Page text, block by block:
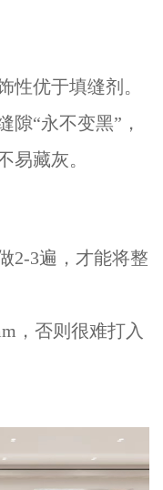
性优于填缝剂。
隙“永不变黑”，
易藏灰。
2-3遍，才能将整
，否则很难打入